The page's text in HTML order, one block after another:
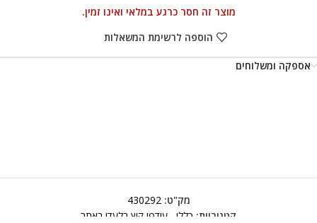
מוצר זה חסר כרגע במלאי ואינו זמין.
הוספה לרשימת המשאלות
אספקה ומשלוחים
מק"ט:430292
קטגוריות: כללי עודפי קיץ בלעדי באתר